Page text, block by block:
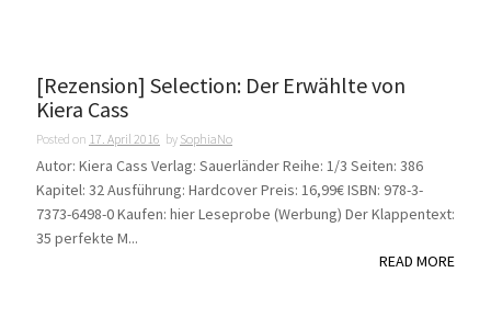
[Rezension] Selection: Der Erwählte von
Kiera Cass
Posted on 17. April 2016 by SophiaNo
Autor: Kiera Cass Verlag: Sauerländer Reihe: 1/3 Seiten: 386
Kapitel: 32 Ausführung: Hardcover Preis: 16,99€ ISBN: 978-3-
7373-6498-0 Kaufen: hier Leseprobe (Werbung) Der Klappentext:
35 perfekte M...
READ MORE